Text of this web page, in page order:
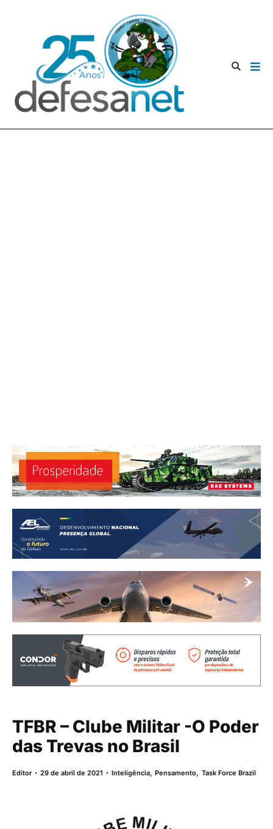
TFBR – Clube Militar -O Poder
das Trevas no Brasil
Editor 29 de abril de 2021 Inteligência,Pensamento, Task Force Brazil